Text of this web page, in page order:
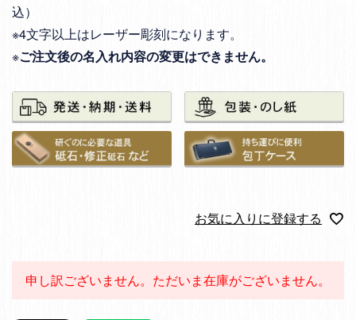
込）
※4文字以上はレーザー彫刻になります。
※ご注文後の名入れ内容の変更はできません。
お気に入りに登録する
申し訳ございません。ただいま在庫がございません。